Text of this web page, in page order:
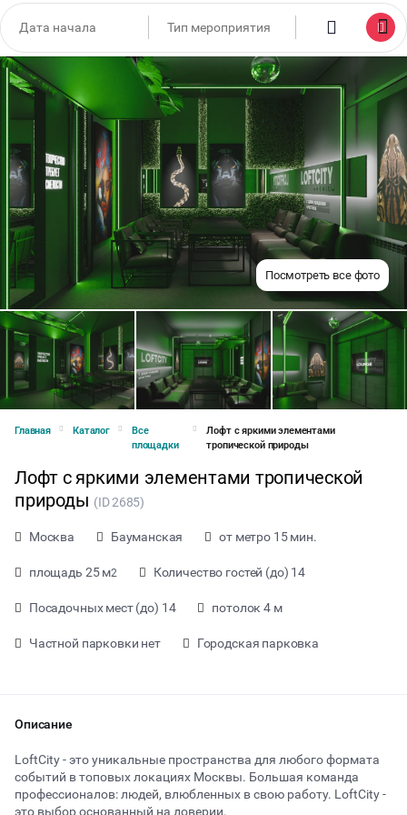
Посмотреть все фото
Главная Каталог
Все
площадки
Лофт с яркими элементами
тропической природы
Лофт с яркими элементами тропической
природы (ID 2685)
Москва Бауманская от метро 15 мин.
площадь 25 м2 Количество гостей (до) 14
Посадочных мест (до) 14 потолок 4 м
Частной парковки нет Городская парковка
Описание
LoftCity - это уникальные пространства для любого формата
событий в топовых локациях Москвы. Большая команда
профессионалов: людей, влюбленных в свою работу. LoftCity -
это выбор основанный на доверии.
от 1600 ₽ за час
Тип мероприятия